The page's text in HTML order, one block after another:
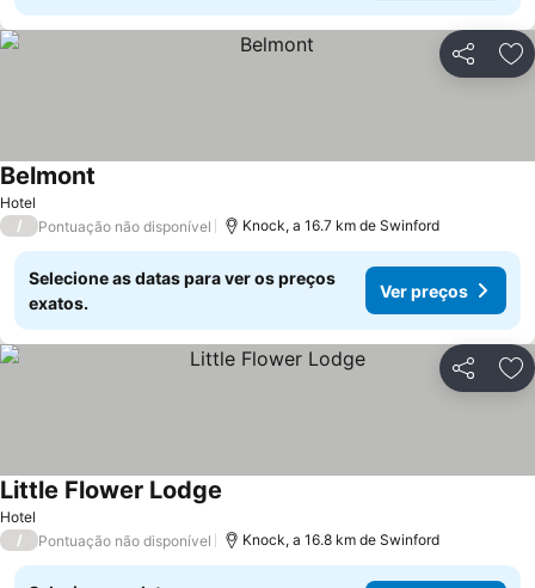
Partilhar
Hotel
Belmont
/ Pontuação não disponível Knock, a 16.7 km de Swinford
Selecione as datas para ver os preços
exatos.
Ver preços
Partilhar
Hotel
Little Flower Lodge
/ Pontuação não disponível Knock, a 16.8 km de Swinford